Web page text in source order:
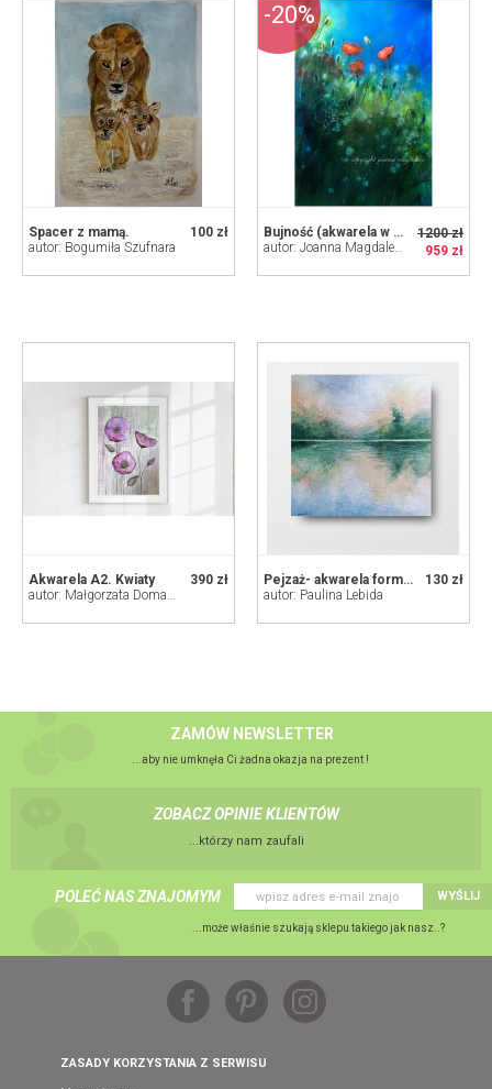
100 zł
Spacer z mamą.
autor: Bogumiła Szufnara
1200 zł
959 zł
Bujność (akwarela w oprawie)
autor: Joanna Magdalena
-20%
390 zł
Akwarela A2. Kwiaty
autor: Małgorzata Domańska ART
130 zł
Pejzaż- akwarela formatu 20/20 cm
autor: Paulina Lebida
ZAMÓW NEWSLETTER
...aby nie umknęła Ci żadna okazja na prezent !
ZOBACZ OPINIE KLIENTÓW
...którzy nam zaufali
POLEĆ NAS ZNAJOMYM WYŚLIJ
...może właśnie szukają sklepu takiego jak nasz..?
ZASADY KORZYSTANIA Z SERWISU